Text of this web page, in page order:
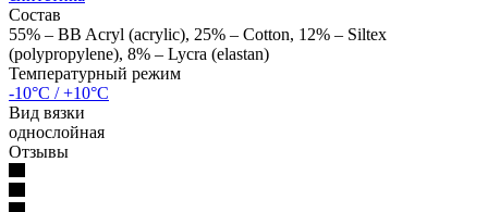
Состав
55% – BB Acryl (acrylic), 25% – Cotton, 12% – Siltex
(polypropylene), 8% – Lycra (elastan)
Температурный режим
-10°C / +10°C
Вид вязки
однослойная
Отзывы